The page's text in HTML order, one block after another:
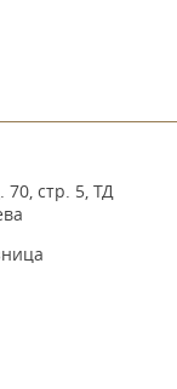
70, стр. 5, ТД